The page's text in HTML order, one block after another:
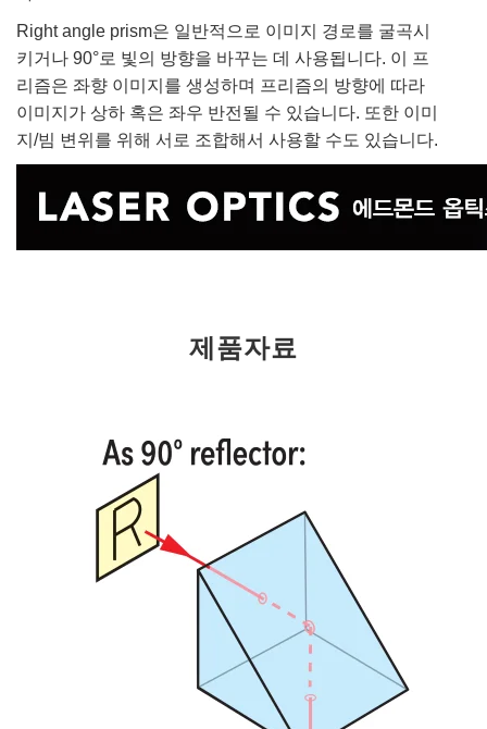
Right angle prism은 일반적으로 이미지 경로를 굴곡시
키거나 90°로 빛의 방향을 바꾸는 데 사용됩니다. 이 프
리즘은 좌향 이미지를 생성하며 프리즘의 방향에 따라
이미지가 상하 혹은 좌우 반전될 수 있습니다. 또한 이미
지/빔 변위를 위해 서로 조합해서 사용할 수도 있습니다.
제품자료